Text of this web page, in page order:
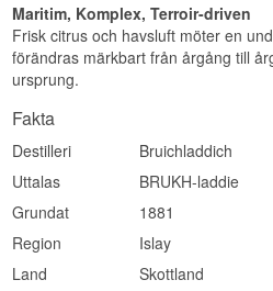
Visste du
PC6
Se hela vårt
Lyssna på vår
Maritim, Komplex, Terroir-driven
Frisk citrus och havsluft möter en
förändras märkbart från årgång till
ursprung.
Fakta
Destilleri
Bruichladdich
Uttalas
BRUKH-laddie
Grundat
1881
Region
Islay
Land
Skottland